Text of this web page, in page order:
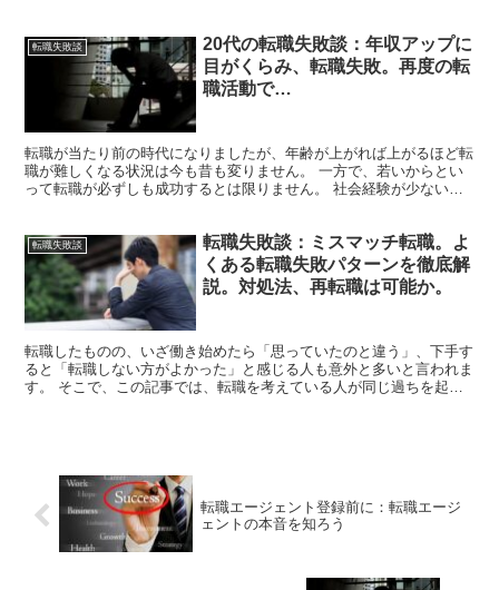
転職失敗談
20代の転職失敗談：年収アップに
目がくらみ、転職失敗。再度の転
職活動で…
転職が当たり前の時代になりましたが、年齢が上がれば上がるほど転
職が難しくなる状況は今も昔も変りません。 一方で、若いからとい
って転職が必ずしも成功するとは限りません。 社会経験が少ない
転職失敗談
転職失敗談：ミスマッチ転職。よ
くある転職失敗パターンを徹底解
説。対処法、再転職は可能か。
転職したものの、いざ働き始めたら「思っていたのと違う」、下手す
ると「転職しない方がよかった」と感じる人も意外と多いと言われま
す。 そこで、この記事では、転職を考えている人が同じ過ちを起こ
転職エージェント登録前に：転職エージ
ェントの本音を知ろう